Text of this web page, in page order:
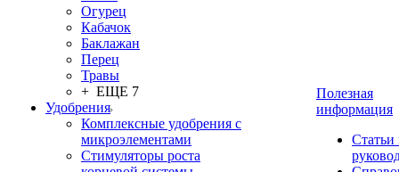
Огурец
Кабачок
Баклажан
Перец
Травы
+ ЕЩЕ 7
Удобрения
Комплексные удобрения с
микроэлементами
Стимуляторы роста
Полезная
информация
Статьи